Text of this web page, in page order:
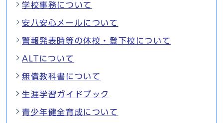
学校事務について
安八安心メールについて
警報発表時等の休校・登下校について
ALTについて
無償教科書について
生涯学習ガイドブック
青少年健全育成について